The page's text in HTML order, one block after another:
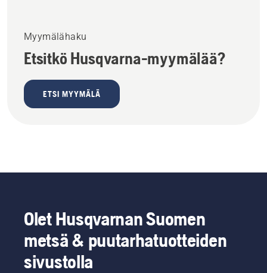
Myymälähaku
Etsitkö Husqvarna-myymälää?
ETSI MYYMÄLÄ
Olet Husqvarnan Suomen
metsä & puutarhatuotteiden
sivustolla